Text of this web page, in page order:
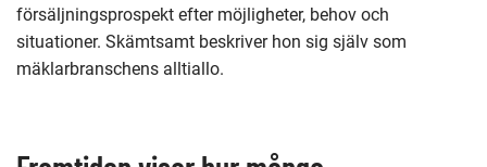
försäljningsprospekt efter möjligheter, behov och
situationer. Skämtsamt beskriver hon sig själv som
mäklarbranschens alltiallo.